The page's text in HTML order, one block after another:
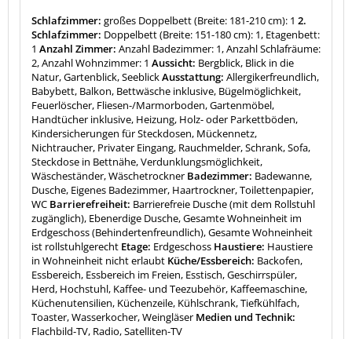
Schlafzimmer: großes Doppelbett (Breite: 181-210 cm): 1 2.
Schlafzimmer: Doppelbett (Breite: 151-180 cm): 1, Etagenbett:
1 Anzahl Zimmer: Anzahl Badezimmer: 1, Anzahl Schlafräume:
2, Anzahl Wohnzimmer: 1 Aussicht: Bergblick, Blick in die
Natur, Gartenblick, SeeblickAusstattung: Allergikerfreundlich,
Babybett, Balkon, Bettwäsche inklusive, Bügelmöglichkeit,
Feuerlöscher, Fliesen-/Marmorboden, Gartenmöbel,
Handtücher inklusive, Heizung, Holz- oder Parkettböden,
Kindersicherungen für Steckdosen, Mückennetz,
Nichtraucher, Privater Eingang, Rauchmelder, Schrank, Sofa,
Steckdose in Bettnähe, Verdunklungsmöglichkeit,
Wäscheständer, Wäschetrockner Badezimmer: Badewanne,
Dusche, Eigenes Badezimmer, Haartrockner, Toilettenpapier,
WC Barrierefreiheit: Barrierefreie Dusche (mit dem Rollstuhl
zugänglich), Ebenerdige Dusche, Gesamte Wohneinheit im
Erdgeschoss (Behindertenfreundlich), Gesamte Wohneinheit
ist rollstuhlgerecht Etage: Erdgeschoss Haustiere: Haustiere
in Wohneinheit nicht erlaubt Küche/Essbereich: Backofen,
Essbereich, Essbereich im Freien, Esstisch, Geschirrspüler,
Herd, Hochstuhl, Kaffee- und Teezubehör, Kaffeemaschine,
Küchenutensilien, Küchenzeile, Kühlschrank, Tiefkühlfach,
Toaster, Wasserkocher, Weingläser Medien und Technik:
Flachbild-TV, Radio, Satelliten-TV